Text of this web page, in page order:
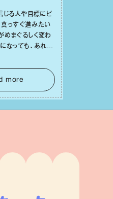
じる⼈や⽬標にピ
真っすぐ進みたい
めまぐるしく変わ
なっても、あれこ
のことに集中しま
意が、あなたにと
成果を引き寄せま
more